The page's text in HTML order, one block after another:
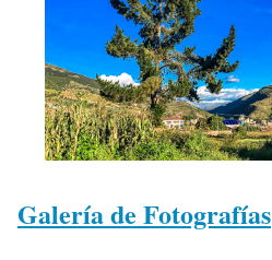
Galería de Fotografías